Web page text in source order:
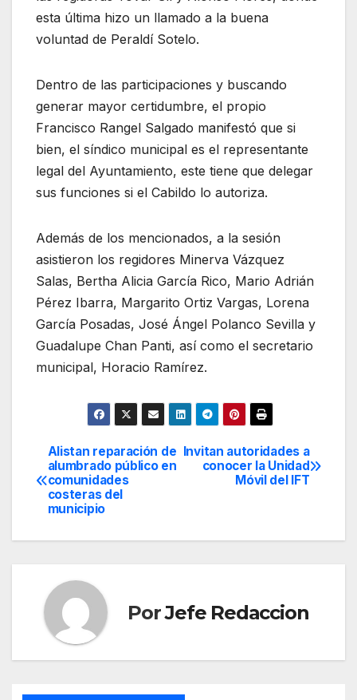
esta última hizo un llamado a la buena
voluntad de Peraldí Sotelo.
Dentro de las participaciones y buscando
generar mayor certidumbre, el propio
Francisco Rangel Salgado manifestó que si
bien, el síndico municipal es el representante
legal del Ayuntamiento, este tiene que delegar
sus funciones si el Cabildo lo autoriza.
Además de los mencionados, a la sesión
asistieron los regidores Minerva Vázquez
Salas, Bertha Alicia García Rico, Mario Adrián
Pérez Ibarra, Margarito Ortiz Vargas, Lorena
García Posadas, José Ángel Polanco Sevilla y
Guadalupe Chan Panti, así como el secretario
municipal, Horacio Ramírez.
Navegación
de
entradas
Invitan autoridades a
conocer la Unidad
Móvil del IFT
Alistan reparación de
alumbrado público en
comunidades
costeras del
municipio
PorJefe Redaccion